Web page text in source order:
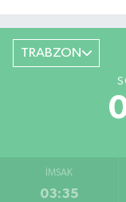
TRABZON
İMSAK
03:35